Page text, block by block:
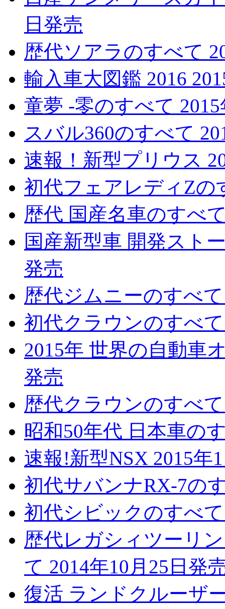
日発売
歴代ソアラのすべて
輸入車大図鑑 2016
童夢 -零のすべて
スバル360のすべて
速報！新型プリウス
初代フェアレディZの
歴代 国産名車のすべ
国産新型車 開発スト
発売
歴代ジムニーのすべ
初代クラウンのすべ
2015年 世界の自動車
発売
歴代クラウンのすべ
昭和50年代 日本車の
速報!新型NSX 2015年
初代サバンナRX-7の
初代シビックのすべ
歴代レガシィツーリ
て 2014年10月25日発
復活 ランドクルーザ